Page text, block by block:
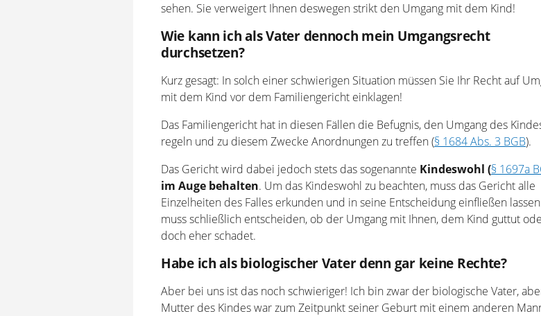
sehen. Sie verweigert Ihnen deswegen strikt den Umgang mit dem Kind!
Wie kann ich als Vater dennoch mein Umgangsrecht
durchsetzen?
Kurz gesagt: In solch einer schwierigen Situation müssen Sie Ihr Recht auf
mit dem Kind vor dem Familiengericht einklagen!
Das Familiengericht hat in diesen Fällen die Befugnis, den Umgang des
regeln und zu diesem Zwecke Anordnungen zu treffen (§ 1684 Abs. 3 BGB).
Das Gericht wird dabei jedoch stets das sogenannte Kindeswohl (§ 1697a
im Auge behalten. Um das Kindeswohl zu beachten, muss das Gericht alle
Einzelheiten des Falles erkunden und in seine Entscheidung einfließen
muss schließlich entscheiden, ob der Umgang mit Ihnen, dem Kind guttut
doch eher schadet.
Habe ich als biologischer Vater denn gar keine Rechte?
Aber bei uns ist das noch schwieriger! Ich bin zwar der biologische Vater,
Mutter des Kindes war zum Zeitpunkt seiner Geburt mit einem anderen